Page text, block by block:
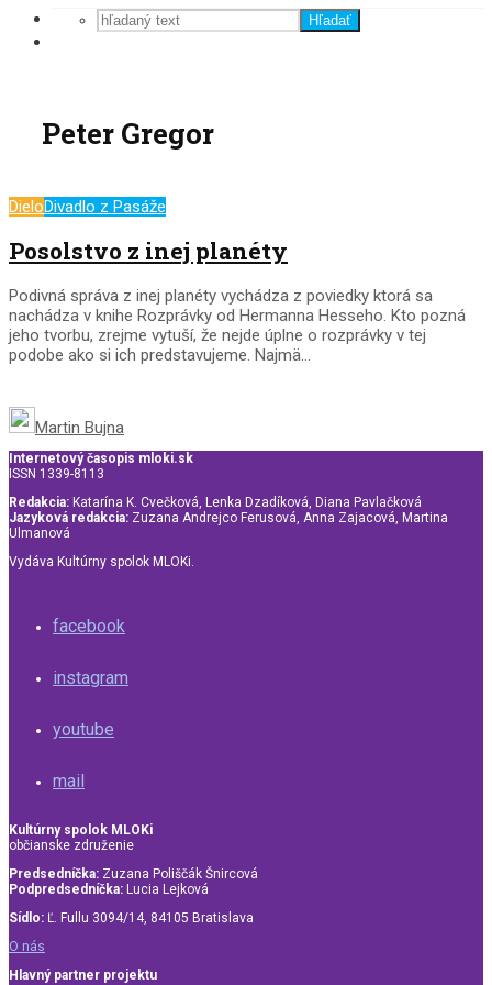
Hľadať
Peter Gregor
DieloDivadlo z Pasáže
Posolstvo z inej planéty
Podivná správa z inej planéty vychádza z poviedky ktorá sa
nachádza v knihe Rozprávky od Hermanna Hesseho. Kto pozná
jeho tvorbu, zrejme vytuší, že nejde úplne o rozprávky v tej
podobe ako si ich predstavujeme. Najmä...
Martin Bujna
Internetový časopis mloki.sk
ISSN 1339-8113
Redakcia: Katarína K. Cvečková, Lenka Dzadíková, Diana Pavlačková
Jazyková redakcia: Zuzana Andrejco Ferusová, Anna Zajacová, Martina
Ulmanová
Vydáva Kultúrny spolok MLOKi.
facebook
instagram
youtube
mail
Kultúrny spolok MLOKi
občianske združenie
Predsedníčka: Zuzana Poliščák Šnircová
Podpredsedníčka: Lucia Lejková
Sídlo: Ľ. Fullu 3094/14, 84105 Bratislava
O nás
Hlavný partner projektu